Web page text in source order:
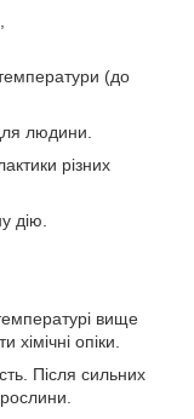
(до
людини.
різних
дію.
вище
хімічні опіки.
Після сильних